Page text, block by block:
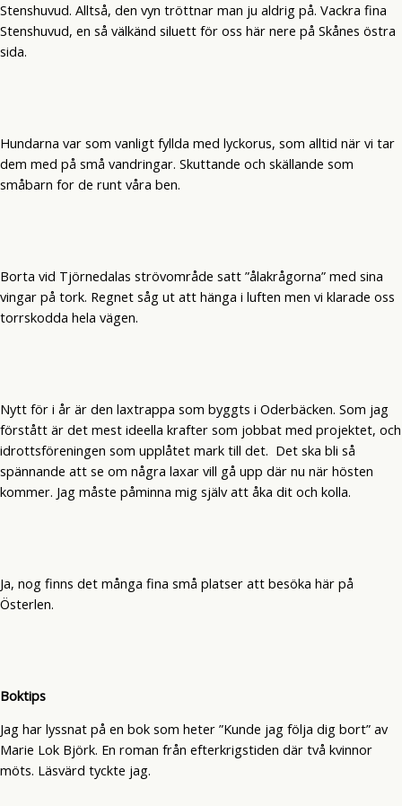
Stenshuvud. Alltså, den vyn tröttnar man ju aldrig på. Vackra fina
Stenshuvud, en så välkänd siluett för oss här nere på Skånes östra
sida.
Hundarna var som vanligt fyllda med lyckorus, som alltid när vi tar
dem med på små vandringar. Skuttande och skällande som
småbarn for de runt våra ben.
Borta vid Tjörnedalas strövområde satt ”ålakrågorna” med sina
vingar på tork. Regnet såg ut att hänga i luften men vi klarade oss
torrskodda hela vägen.
Nytt för i år är den laxtrappa som byggts i Oderbäcken. Som jag
förstått är det mest ideella krafter som jobbat med projektet, och
idrottsföreningen som upplåtet mark till det. Det ska bli så
spännande att se om några laxar vill gå upp där nu när hösten
kommer. Jag måste påminna mig själv att åka dit och kolla.
Ja, nog finns det många fina små platser att besöka här på
Österlen.
Boktips
Jag har lyssnat på en bok som heter ”Kunde jag följa dig bort” av
Marie Lok Björk. En roman från efterkrigstiden där två kvinnor
möts. Läsvärd tyckte jag.